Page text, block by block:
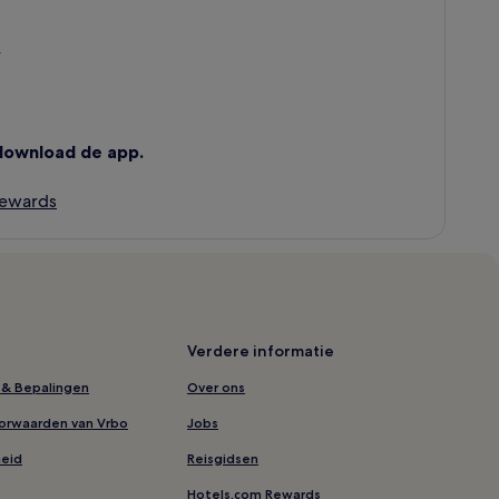
de app.
Bepalingen
van Vrbo
Verdere informatie
Over ons
Jobs
Reisgidsen
Hotels.com Rewards